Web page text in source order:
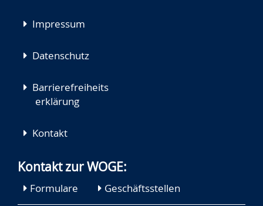
Impressum
Datenschutz
Barrierefreiheits
erklärung
Kontakt
Kontakt zur WOGE:
Formulare Geschäftsstellen